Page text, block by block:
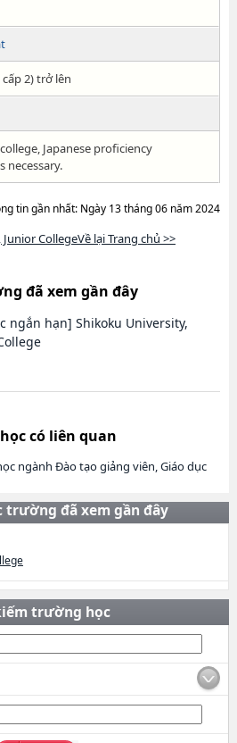
2) trở lên
Japanese proficiency
necessary.
tin gần nhất: Ngày 13 tháng 06 năm 2024
CollegeVề lại Trang chủ >>
đã xem gần đây
ngắn hạn] Shikoku University,
có liên quan
ngành Đào tạo giảng viên, Giáo dục
trường đã xem gần đây
trường học